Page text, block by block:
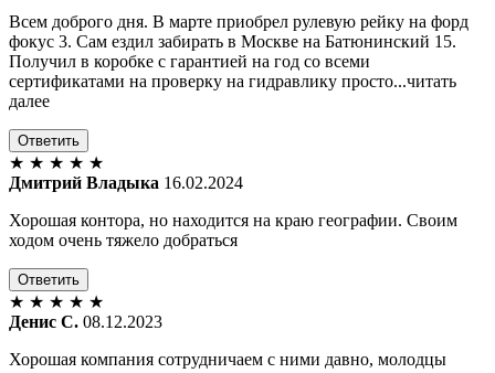
Всем доброго дня. В марте приобрел рулевую рейку на форд
фокус 3. Сам ездил забирать в Москве на Батюнинский 15.
Получил в коробке с гарантией на год со всеми
сертификатами на проверку на гидравлику просто...читать
далее
Ответить
★ ★ ★ ★ ★
Дмитрий Владыка 16.02.2024
Хорошая контора, но находится на краю географии. Своим
ходом очень тяжело добраться
Ответить
★ ★ ★ ★ ★
Денис С. 08.12.2023
Хорошая компания сотрудничаем с ними давно, молодцы